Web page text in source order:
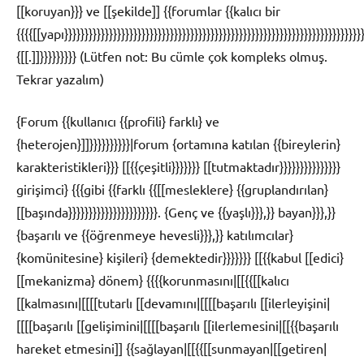
[[koruyan}}} ve [[şekilde]] {{forumlar {{kalıcı bir
{[[.]]}}}}}}}}} (Lütfen not: Bu cümle çok kompleks olmuş.
Tekrar yazalım)
{Forum {{kullanıcı {{profili} farklı} ve
{heterojen}]]}}}}}}}}}}|forum {ortamına katılan {{bireylerin}
karakteristikleri}}} [[{{çeşitli}}}}}}} [[tutmaktadır}}}}}}}}}}}}}}}
girişimci} {{{gibi {{farklı {{[[mesleklere} {{gruplandırılan}
[[başında}}}}}}}}}}}}}}}}}}}}}}. {Genç ve {{yaşlı}}},}} bayan}}},}}
{başarılı ve {{öğrenmeye hevesli}}},}} katılımcılar}
{komünitesine} kişileri} {demektedir}}}}}}} [[{{kabul [[edici}
[[mekanizma} dönem} {{{{korunmasını|[[{{[[kalıcı
[[kalmasını|[[[[tutarlı [[devamını|[[[[başarılı [[ilerleyişini|
[[[[başarılı [[gelişimini|[[[[başarılı [[ilerlemesini|[[{{başarılı
hareket etmesini]] {{sağlayan|[[{{[[sunmayan|[[getiren|